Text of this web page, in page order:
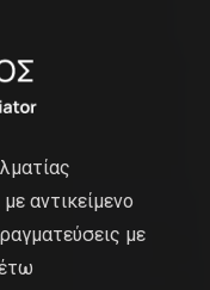
αντικείμενο
με